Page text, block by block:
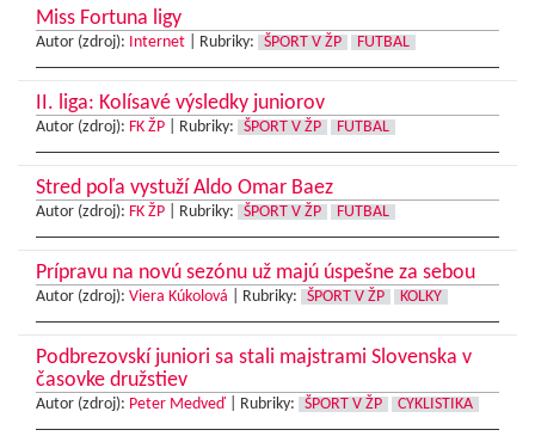
Miss Fortuna ligy
Autor (zdroj): Internet Rubriky: ŠPORT V ŽP FUTBAL
II. liga: Kolísavé výsledky juniorov
Autor (zdroj): FK ŽP Rubriky: ŠPORT V ŽP FUTBAL
Stred poľa vystuží Aldo Omar Baez
Autor (zdroj): FK ŽP Rubriky: ŠPORT V ŽP FUTBAL
Prípravu na novú sezónu už majú úspešne za sebou
Autor (zdroj): Viera Kúkolová Rubriky: ŠPORT V ŽP KOLKY
Podbrezovskí juniori sa stali majstrami Slovenska v
časovke družstiev
Autor (zdroj): Peter Medveď Rubriky: ŠPORT V ŽP CYKLISTIKA